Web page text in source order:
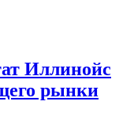
Иллинойс
рынки